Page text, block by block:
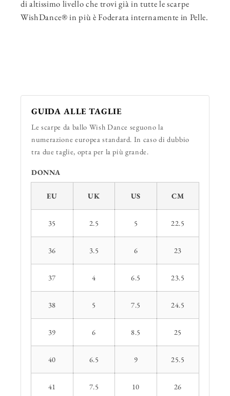
di altissimo livello che trovi già in tutte le scarpe
WishDance® in più è Foderata internamente in Pelle.
GUIDA ALLE TAGLIE
Le scarpe da ballo Wish Dance seguono la
numerazione europea standard. In caso di dubbio
tra due taglie, opta per la più grande.
DONNA
EU UK US CM
35 2.5 5 22.5
36 3.5 6 23
37 4 6.5 23.5
38 5 7.5 24.5
39 6 8.5 25
40 6.5 9 25.5
41 7.5 10 26